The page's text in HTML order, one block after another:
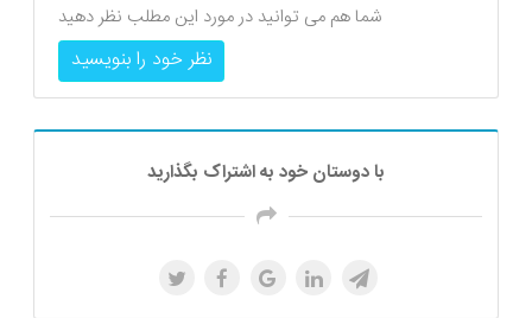
شما هم می توانید در مورد این مطلب نظر دهید
نظر خود را بنویسید
با دوستان خود به اشتراک بگذارید